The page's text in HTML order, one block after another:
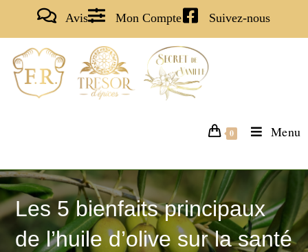
Avis Mon Compte Suivez-nous
0 Menu
Les 5 bienfaits principaux
de l’huile d’olive sur la santé